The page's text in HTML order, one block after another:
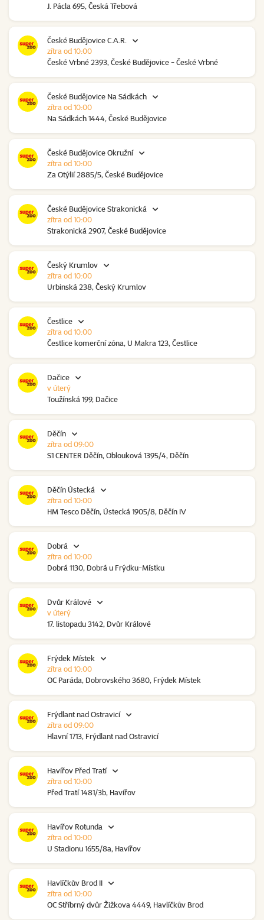
J. Pácla 695, Česká Třebová
České Budějovice C.A.R.
České Vrbné 2393, České Budějovice - České Vrbné
zítra od 10:00
České Budějovice Na Sádkách
Na Sádkách 1444, České Budějovice
zítra od 10:00
České Budějovice Okružní
Za Otýlií 2885/5, České Budějovice
zítra od 10:00
České Budějovice Strakonická
Strakonická 2907, České Budějovice
zítra od 10:00
Český Krumlov
Urbinská 238, Český Krumlov
zítra od 10:00
Čestlice
Čestlice komerční zóna, U Makra 123, Čestlice
zítra od 10:00
Dačice
Toužínská 199, Dačice
v úterý
Děčín
S1 CENTER Děčín, Oblouková 1395/4, Děčín
zítra od 09:00
Děčín Ústecká
HM Tesco Děčín, Ústecká 1905/8, Děčín IV
zítra od 10:00
Dobrá
Dobrá 1130, Dobrá u Frýdku-Místku
zítra od 10:00
Dvůr Králové
17. listopadu 3142, Dvůr Králové
v úterý
Frýdek Místek
OC Paráda, Dobrovského 3680, Frýdek Místek
zítra od 10:00
Frýdlant nad Ostravicí
Hlavní 1713, Frýdlant nad Ostravicí
zítra od 09:00
Havířov Před Tratí
Před Tratí 1481/3b, Havířov
zítra od 10:00
Havířov Rotunda
U Stadionu 1655/8a, Havířov
zítra od 10:00
Havlíčkův Brod II
OC Stříbrný dvůr Žižkova 4449, Havlíčkův Brod
zítra od 10:00